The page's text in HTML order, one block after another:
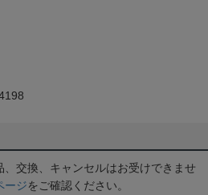
交換、キャンセルはお受けできませ
ージをご確認ください。